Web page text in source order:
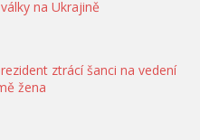
na Ukrajině
ztrácí šanci na vedení
žena